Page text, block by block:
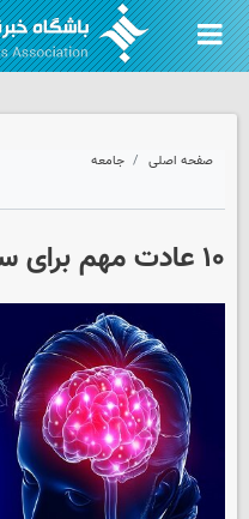
صفحه اصلی جامعه
۱۰ عادت مهم برای سلامت مغز را بشناسید